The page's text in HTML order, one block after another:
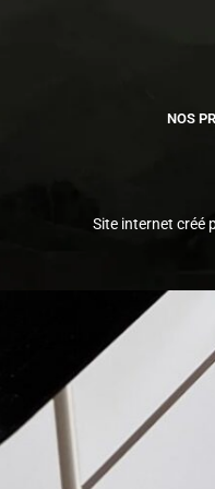
NOS
Site internet créé